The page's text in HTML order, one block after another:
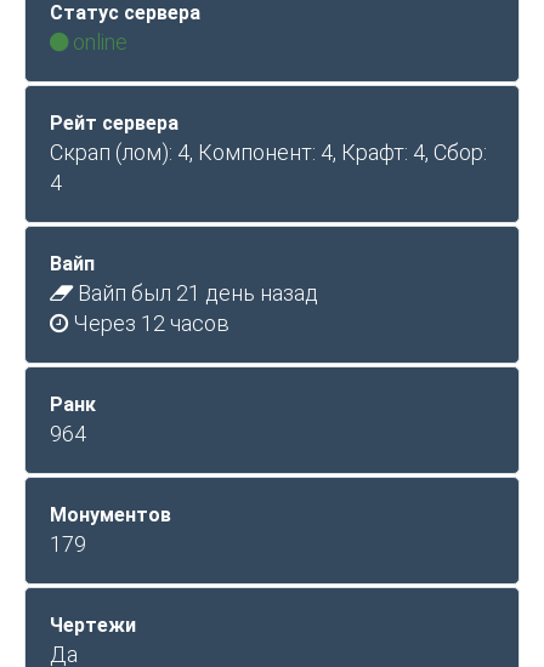
Статус сервера
online
Рейт сервера
Скрап (лом): 4, Компонент: 4, Крафт: 4, Сбор:
4
Вайп
Вайп был 21 день назад
Через 12 часов
Ранк
964
Монументов
179
Чертежи
Да